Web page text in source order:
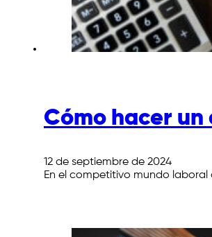
Cómo hacer
12 de septiembre de 2024
En el competitivo mundo